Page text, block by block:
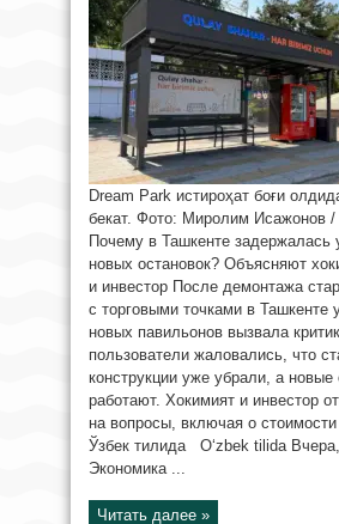
Dream Park истироҳат боғи
бекат. Фото: Миролим Исажонов /
Почему в Ташкенте задержалась
новых остановок? Объясняют
и инвестор После демонтажа
с торговыми точками в Ташкенте
новых павильонов вызвала
пользователи жаловались, что
конструкции уже убрали, а
работают. Хокимият и инвестор
на вопросы, включая о
Ўзбек тилида O‘zbek tilida
Экономика ...
Читать далее »